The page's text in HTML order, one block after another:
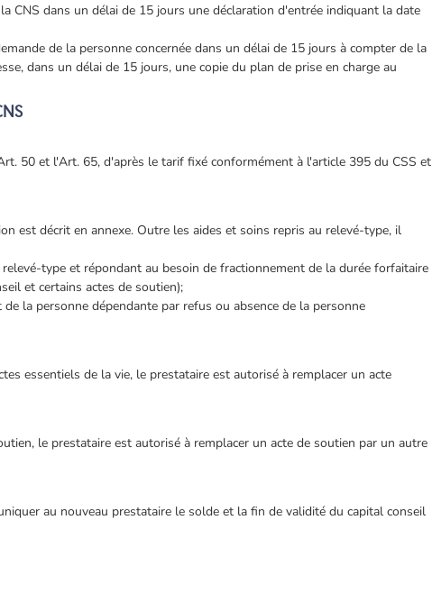
CNS dans un délai de 15 jours une déclaration d'entrée indiquant la date
de la personne concernée dans un délai de 15 jours à compter de la
dans un délai de 15 jours, une copie du plan de prise en charge au
50 et l'Art. 65, d'après le tarif fixé conformément à l'article 395 du CSS et
est décrit en annexe. Outre les aides et soins repris au relevé-type, il
type et répondant au besoin de fractionnement de la durée forfaitaire
et certains actes de soutien);
la personne dépendante par refus ou absence de la personne
essentiels de la vie, le prestataire est autorisé à remplacer un acte
le prestataire est autorisé à remplacer un acte de soutien par un autre
au nouveau prestataire le solde et la fin de validité du capital conseil